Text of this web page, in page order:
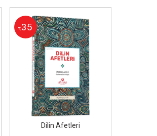
%35
Dilin Afetleri